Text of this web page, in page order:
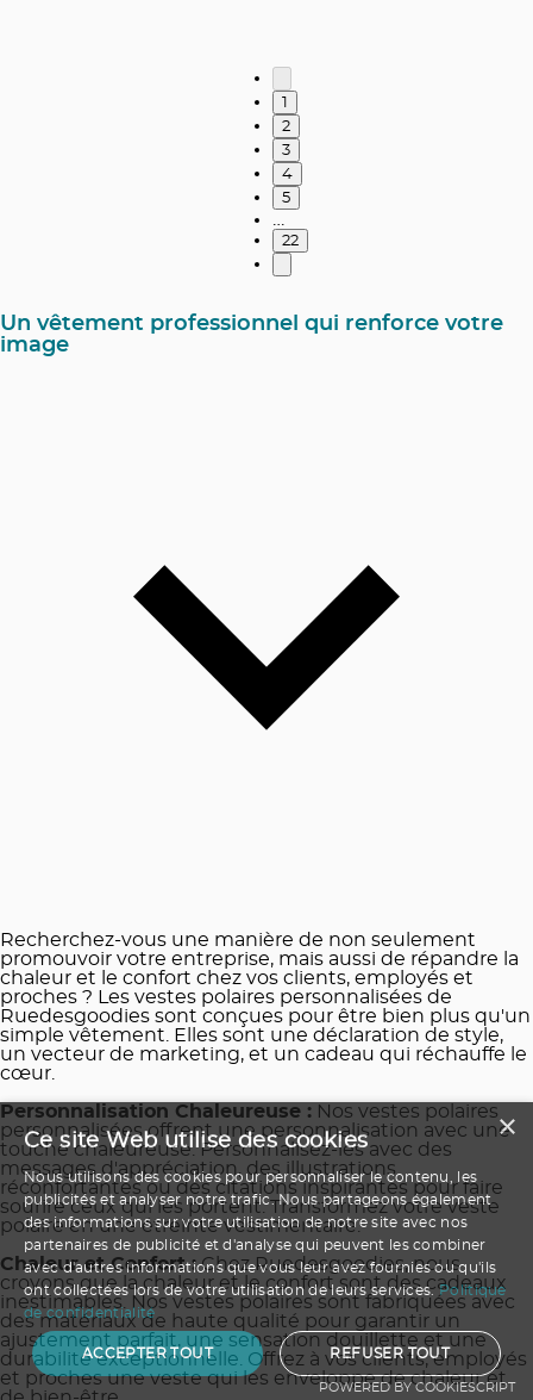
1
2
3
4
5
22
Un vêtement professionnel qui renforce votre
image
Recherchez-vous une manière de non seulement
promouvoir votre entreprise, mais aussi de répandre la
chaleur et le confort chez vos clients, employés et
proches ? Les vestes polaires personnalisées de
Ruedesgoodies sont conçues pour être bien plus qu'un
simple vêtement. Elles sont une déclaration de style,
un vecteur de marketing, et un cadeau qui réchauffe le
cœur.
Personnalisation Chaleureuse : Nos vestes polaires
personnalisées offrent une personnalisation avec une
touche chaleureuse. Personnalisez-les avec des
messages d'appréciation, des illustrations
réconfortantes ou des citations inspirantes pour faire
sourire ceux qui les portent. Transformez votre veste
polaire en une étreinte vestimentaire.
Chaleur et Confort :Chez Ruedesgoodies, nous
croyons que la chaleur et le confort sont des cadeaux
inestimables. Nos vestes polaires sont fabriquées avec
des matériaux de haute qualité pour garantir un
ajustement parfait, une sensation douillette et une
durabilité exceptionnelle. Offrez à vos clients, employés
et proches une veste qui les enveloppe de chaleur et
×
Ce site Web utilise des cookies
Nous utilisons des cookies pour personnaliser le contenu, les
publicités et analyser notre trafic. Nous partageons également
des informations sur votre utilisation de notre site avec nos
partenaires de publicité et d'analyse qui peuvent les combiner
avec d'autres informations que vous leur avez fournies ou qu'ils
ont collectées lors de votre utilisation de leurs services.Politique
de confidentialité
ACCEPTER TOUT REFUSER TOUT
POWERED BY COOKIESCRIPT